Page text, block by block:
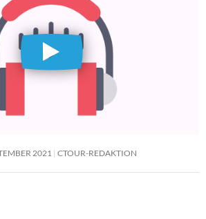
2021 CTOUR-REDAKTION